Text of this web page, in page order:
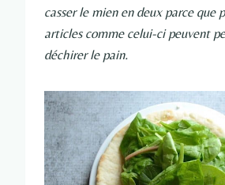
casser le mien en deux parce que
articles comme celui-ci peuvent
déchirer le pain.